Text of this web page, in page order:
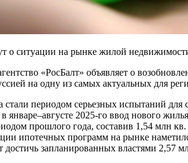
о ситуации на рынке жилой
«РосБалт» объявляет о
на одну из самых актуальных для
стали периодом серьезных испытаний
в январе–августе 2025-го ввод нового
прошлого года, составив 1,54 млн
ипотечных программ на рынке
достичь запланированных властями 2,57